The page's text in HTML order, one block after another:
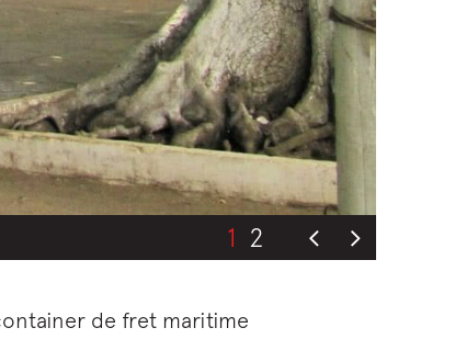
1 2
de fret maritime